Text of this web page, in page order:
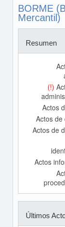
BORME
Mercantil)
Resumen
(!)
Actos
Actos de
Actos de
Actos
Últimos